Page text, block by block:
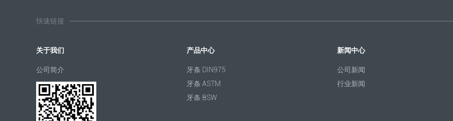
快速链接
关于我们
公司简介
产品中心
牙条 DIN975
牙条 ASTM
牙条 BSW
新闻中心
公司新闻
行业新闻